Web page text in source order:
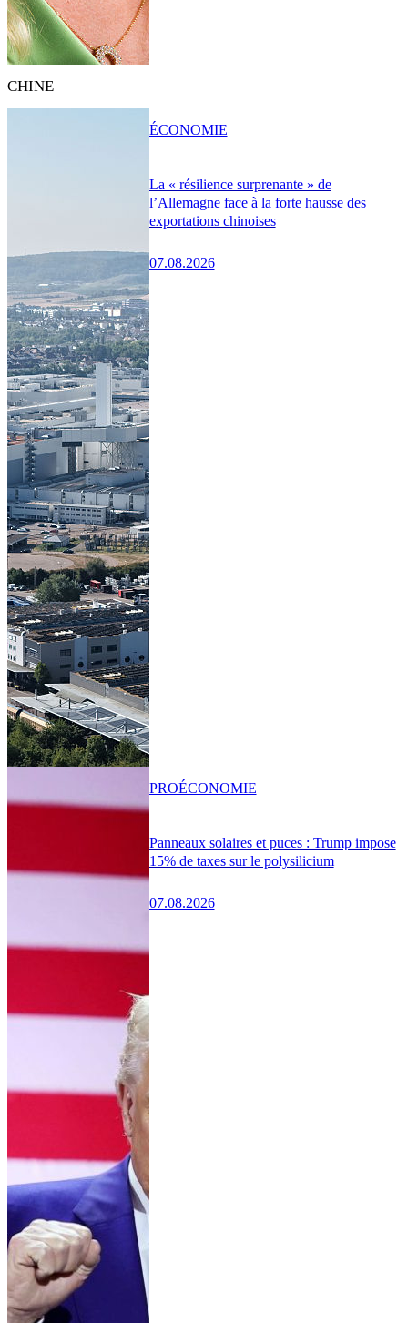
CHINE
La « résilience surprenante » de
l’Allemagne face à la forte hausse des
exportations chinoises
07.08.2026
ÉCONOMIE
Panneaux solaires et puces : Trump impose
15% de taxes sur le polysilicium
07.08.2026
PROÉCONOMIE